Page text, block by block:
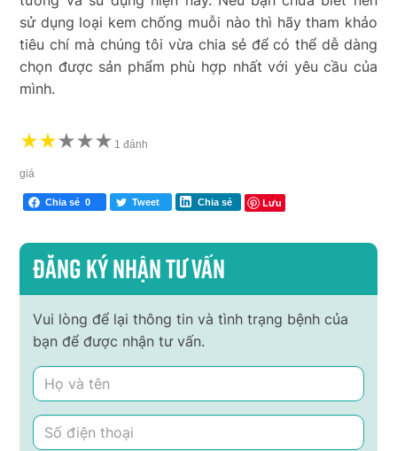
sử dụng loại kem chống muỗi nào thì hãy tham khảo
tiêu chí mà chúng tôi vừa chia sẻ để có thể dễ dàng
chọn được sản phẩm phù hợp nhất với yêu cầu của
mình.
★★★★★
★ 1 đánh
giá
Chia sẻ 0 Tweet Chia sẻ Lưu
Đăng ký nhận tư vấn
Vui lòng để lại thông tin và tình trạng bệnh của
bạn để được nhận tư vấn.